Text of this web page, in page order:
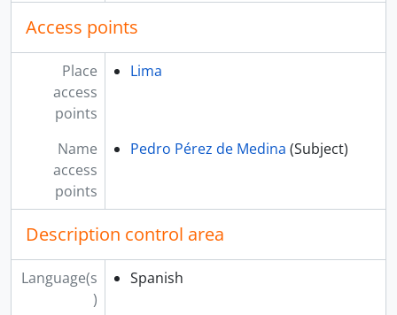
Access points
Place
access
points
Lima
Name
access
points
Pedro Pérez de Medina (Subject)
Description control area
Language(s
)
Spanish